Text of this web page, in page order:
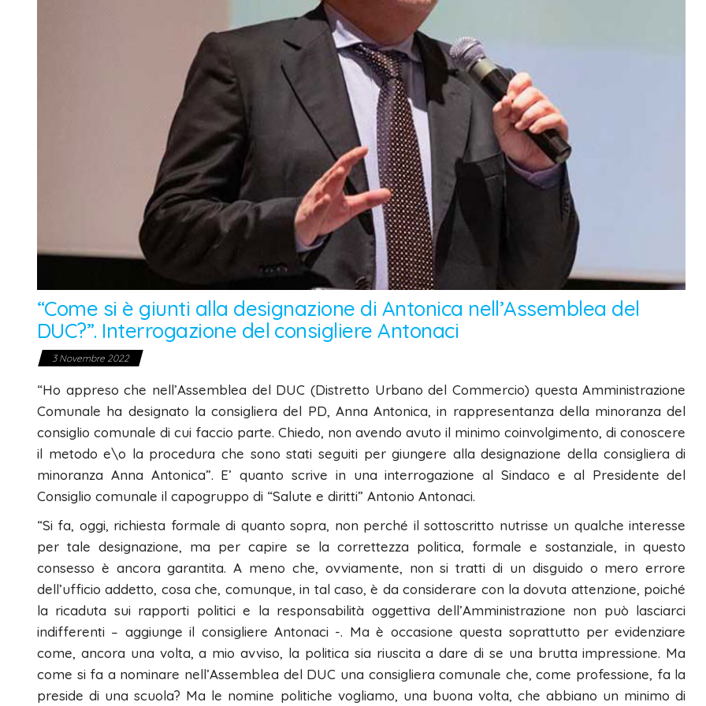
“Come si è giunti alla designazione di Antonica nell’Assemblea del
DUC?”. Interrogazione del consigliere Antonaci
3 Novembre 2022
“Ho appreso che nell’Assemblea del DUC (Distretto Urbano del Commercio) questa Amministrazione
Comunale ha designato la consigliera del PD, Anna Antonica, in rappresentanza della minoranza del
consiglio comunale di cui faccio parte. Chiedo, non avendo avuto il minimo coinvolgimento, di conoscere
il metodo e\o la procedura che sono stati seguiti per giungere alla designazione della consigliera di
minoranza Anna Antonica”. E’ quanto scrive in una interrogazione al Sindaco e al Presidente del
Consiglio comunale il capogruppo di “Salute e diritti” Antonio Antonaci.
“Si fa, oggi, richiesta formale di quanto sopra, non perché il sottoscritto nutrisse un qualche interesse
per tale designazione, ma per capire se la correttezza politica, formale e sostanziale, in questo
consesso è ancora garantita. A meno che, ovviamente, non si tratti di un disguido o mero errore
dell’ufficio addetto, cosa che, comunque, in tal caso, è da considerare con la dovuta attenzione, poiché
la ricaduta sui rapporti politici e la responsabilità oggettiva dell’Amministrazione non può lasciarci
indifferenti – aggiunge il consigliere Antonaci -. Ma è occasione questa soprattutto per evidenziare
come, ancora una volta, a mio avviso, la politica sia riuscita a dare di se una brutta impressione. Ma
come si fa a nominare nell’Assemblea del DUC una consigliera comunale che, come professione, fa la
preside di una scuola? Ma le nomine politiche vogliamo, una buona volta, che abbiano un minimo di